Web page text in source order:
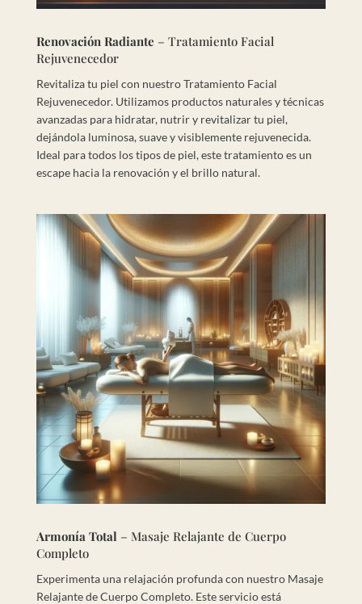
Renovación Radiante – Tratamiento Facial
Rejuvenecedor
Revitaliza tu piel con nuestro Tratamiento Facial
Rejuvenecedor. Utilizamos productos naturales y técnicas
avanzadas para hidratar, nutrir y revitalizar tu piel,
dejándola luminosa, suave y visiblemente rejuvenecida.
Ideal para todos los tipos de piel, este tratamiento es un
escape hacia la renovación y el brillo natural.
Armonía Total – Masaje Relajante de Cuerpo
Completo
Experimenta una relajación profunda con nuestro Masaje
Relajante de Cuerpo Completo. Este servicio está